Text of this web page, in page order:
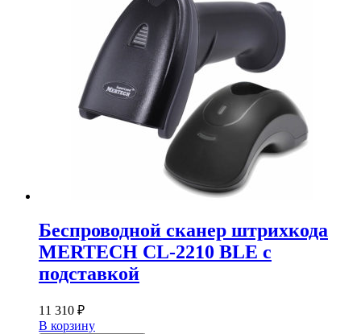
Беспроводной сканер штрихкода
MERTECH CL-2210 BLE с
подставкой
11 310 ₽
В корзину